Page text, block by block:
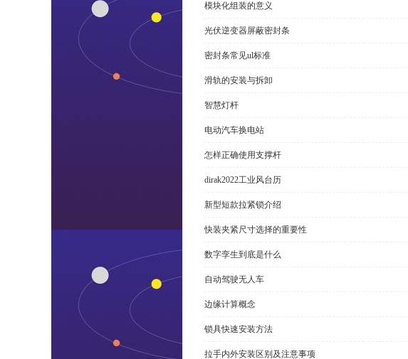
模块化组装的意义
光伏逆变器屏蔽密封条
密封条常见ul标准
滑轨的安装与拆卸
智慧灯杆
电动汽车换电站
怎样正确使用支撑杆
dirak2022工业风台历
新型短款拉紧锁介绍
快装夹紧尺寸选择的重要性
数字孪生到底是什么
自动驾驶无人车
边缘计算概念
锁具快速安装方法
拉手内外安装区别及注意事项